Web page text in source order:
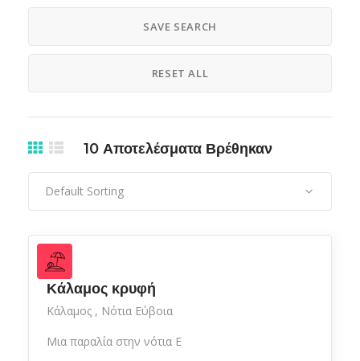
SAVE SEARCH
RESET ALL
10 Αποτελέσματα Βρέθηκαν
Default Sorting
Κάλαμος κρυφή
Κάλαμος
Νότια Εύβοια
Μια παραλία στην νότια Ε